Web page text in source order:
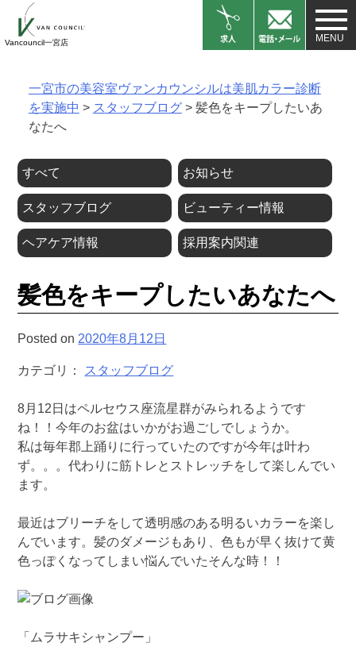
content
Vancouncil一宮店
一宮市の美容室ヴァンカウンシルは美肌カラー診断
を実施中 > スタッフブログ> 髪色をキープしたいあ
なたへ
すべて お知らせ
スタッフブログ ビューティー情報
ヘアケア情報 採用案内関連
髪色をキープしたいあなたへ
Posted on 2020年8月12日
カテゴリ： スタッフブログ
8月12日はペルセウス座流星群がみられるようです
ね！！今年のお盆はいかがお過ごしでしょうか。
私は毎年郡上踊りに行っていたのですが今年は叶わ
ず。。。代わりに筋トレとストレッチをして楽しんでい
ます。
最近はブリーチをして透明感のある明るいカラーを楽し
んでいます。髪のダメージもあり、色もが早く抜けて黄
色っぽくなってしまい悩んでいたそんな時！！
「ムラサキシャンプー」